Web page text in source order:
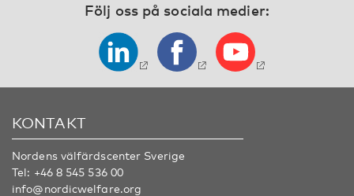
Följ oss på sociala medier:
KONTAKT
Nordens välfärdscenter Sverige
Tel: +46 8 545 536 00
info@nordicwelfare.org